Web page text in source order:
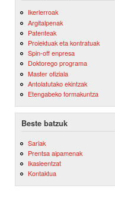
Ikerlerroak
Argitalpenak
Patenteak
Proiektuak eta kontratuak
Spin-off enpresa
Doktorego programa
Master ofiziala
Antolatutako ekintzak
Etengabeko formakuntza
Beste batzuk
Sariak
Prentsa aipamenak
Ikasleentzat
Kontaktua